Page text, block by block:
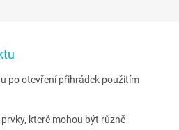
po otevření přihrádek použitím
které mohou být různě